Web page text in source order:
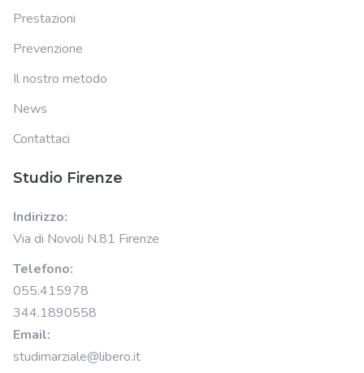
Prestazioni
Prevenzione
Il nostro metodo
News
Contattaci
Studio Firenze
Indirizzo:
Via di Novoli N.81 Firenze
Telefono:
055.415978
344.1890558
Email:
studimarziale@libero.it